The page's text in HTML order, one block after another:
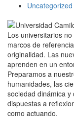
Uncategorized
Los universitarios
marcos de
originalidad. Las
aprenden en un
Preparamos a
humanidades, las
sociedad dinámica
dispuestas a
como actuando.